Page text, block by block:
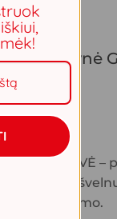
patalynė
GERVĖ –
yra ypač
prakaitavimo.